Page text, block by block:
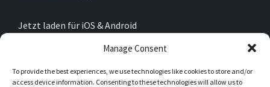
Manage Consent
To provide the best experiences, we use technologies like cookies to store and/or
access device information. Consenting to these technologies will allow us to
Jetzt laden für iOS & Android
Über Oberkirchen